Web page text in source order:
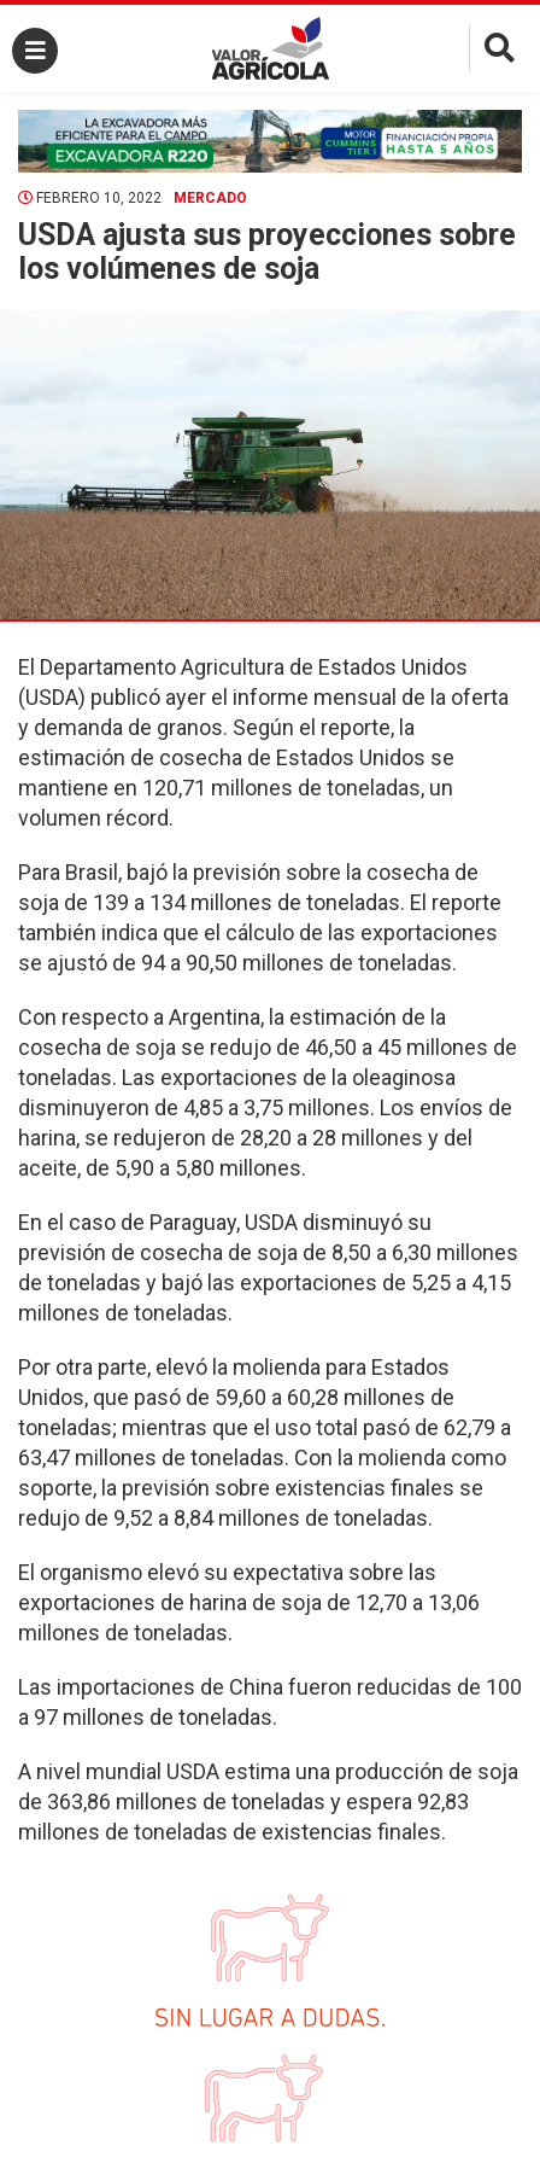
×
FEBRERO 10, 2022 MERCADO
USDA ajusta sus proyecciones sobre
los volúmenes de soja
El Departamento Agricultura de Estados Unidos
(USDA) publicó ayer el informe mensual de la oferta
y demanda de granos. Según el reporte, la
estimación de cosecha de Estados Unidos se
mantiene en 120,71 millones de toneladas, un
volumen récord.
Para Brasil, bajó la previsión sobre la cosecha de
soja de 139 a 134 millones de toneladas. El reporte
también indica que el cálculo de las exportaciones
se ajustó de 94 a 90,50 millones de toneladas.
Con respecto a Argentina, la estimación de la
cosecha de soja se redujo de 46,50 a 45 millones de
toneladas. Las exportaciones de la oleaginosa
disminuyeron de 4,85 a 3,75 millones. Los envíos de
harina, se redujeron de 28,20 a 28 millones y del
aceite, de 5,90 a 5,80 millones.
En el caso de Paraguay, USDA disminuyó su
previsión de cosecha de soja de 8,50 a 6,30 millones
de toneladas y bajó las exportaciones de 5,25 a 4,15
millones de toneladas.
Por otra parte, elevó la molienda para Estados
Unidos, que pasó de 59,60 a 60,28 millones de
toneladas; mientras que el uso total pasó de 62,79 a
63,47 millones de toneladas. Con la molienda como
soporte, la previsión sobre existencias finales se
redujo de 9,52 a 8,84 millones de toneladas.
El organismo elevó su expectativa sobre las
exportaciones de harina de soja de 12,70 a 13,06
millones de toneladas.
Las importaciones de China fueron reducidas de 100
a 97 millones de toneladas.
A nivel mundial USDA estima una producción de soja
de 363,86 millones de toneladas y espera 92,83
millones de toneladas de existencias finales.